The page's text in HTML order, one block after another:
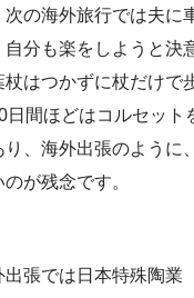
の海外旅行では夫に
分も楽をしようと決
はつかずに杖だけで
日間ほどはコルセット
、海外出張のように
が残念です。
張では日本特殊陶業